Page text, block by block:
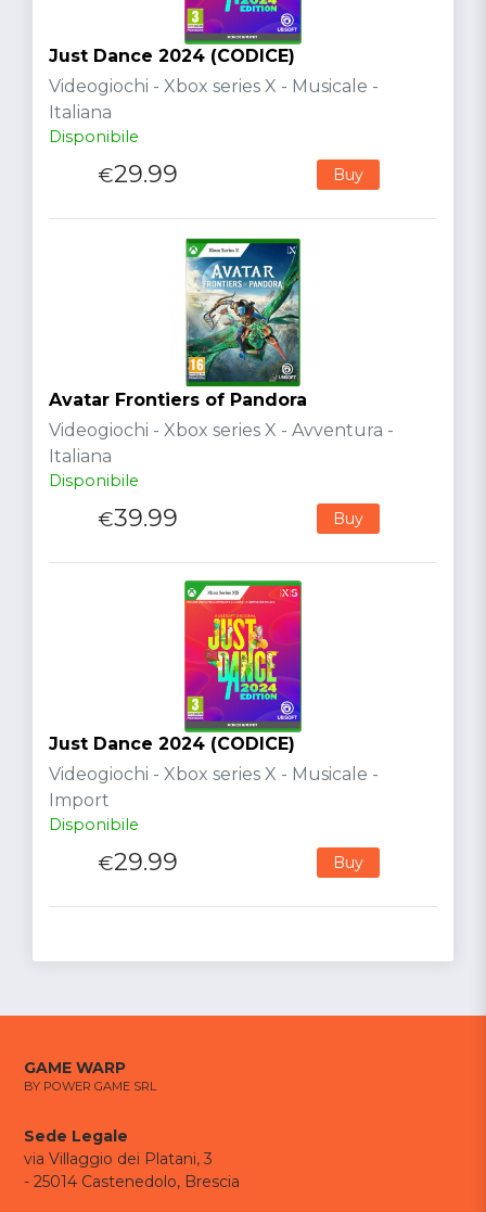
Just Dance 2024 (CODICE)
Videogiochi - Xbox series X - Musicale -
Italiana
Disponibile
€29.99 Buy
Avatar Frontiers of Pandora
Videogiochi - Xbox series X - Avventura -
Italiana
Disponibile
€39.99 Buy
Just Dance 2024 (CODICE)
Videogiochi - Xbox series X - Musicale -
Import
Disponibile
€29.99 Buy
GAME WARP
BY POWER GAME SRL
Sede Legale
via Villaggio dei Platani, 3
- 25014 Castenedolo, Brescia